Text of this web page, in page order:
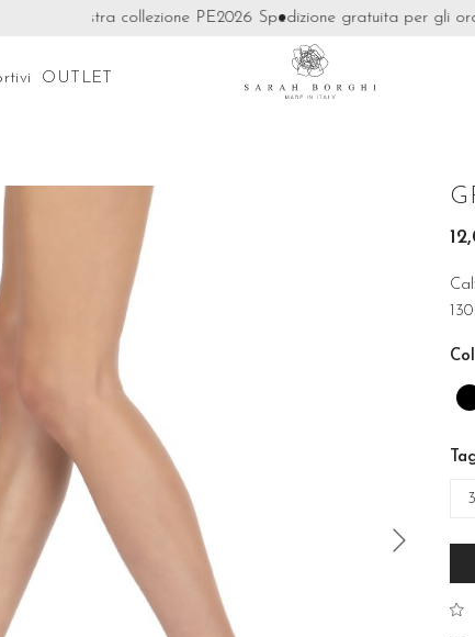
la nostra collezione PE2026 Spedizione gratuita per gli ordini
OUTLET